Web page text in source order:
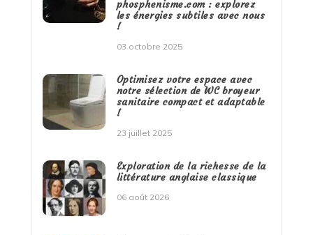
phosphenisme.com : explorez
les énergies subtiles avec nous
!
03 octobre 2025
Optimisez votre espace avec
notre sélection de WC broyeur
sanitaire compact et adaptable
!
23 juillet 2025
Exploration de la richesse de la
littérature anglaise classique
06 août 2026